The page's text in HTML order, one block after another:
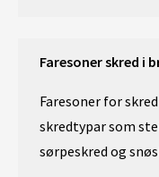
Faresoner skred i
Faresoner for
skredtypar som
sørpeskred og